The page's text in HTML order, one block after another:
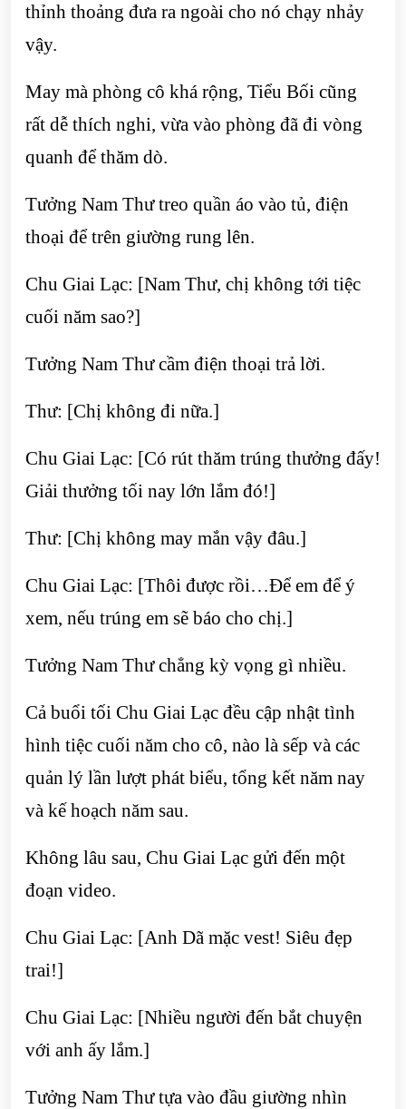
thỉnh thoảng đưa ra ngoài cho nó chạy nhảy
vậy.
May mà phòng cô khá rộng, Tiểu Bối cũng
rất dễ thích nghi, vừa vào phòng đã đi vòng
quanh để thăm dò.
Tưởng Nam Thư treo quần áo vào tủ, điện
thoại để trên giường rung lên.
Chu Giai Lạc: [Nam Thư, chị không tới tiệc
cuối năm sao?]
Tưởng Nam Thư cầm điện thoại trả lời.
Thư: [Chị không đi nữa.]
Chu Giai Lạc: [Có rút thăm trúng thưởng đấy!
Giải thưởng tối nay lớn lắm đó!]
Thư: [Chị không may mắn vậy đâu.]
Chu Giai Lạc: [Thôi được rồi…Để em để ý
xem, nếu trúng em sẽ báo cho chị.]
Tưởng Nam Thư chẳng kỳ vọng gì nhiều.
Cả buổi tối Chu Giai Lạc đều cập nhật tình
hình tiệc cuối năm cho cô, nào là sếp và các
quản lý lần lượt phát biểu, tổng kết năm nay
và kế hoạch năm sau.
Không lâu sau, Chu Giai Lạc gửi đến một
đoạn video.
Chu Giai Lạc: [Anh Dã mặc vest! Siêu đẹp
trai!]
Chu Giai Lạc: [Nhiều người đến bắt chuyện
với anh ấy lắm.]
Tưởng Nam Thư tựa vào đầu giường nhìn